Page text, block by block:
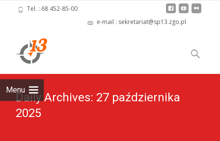
Tel. : 68 452-85-00
e-mail : sekretariat@sp13.zgo.pl
Menu
to
content
Szukaj:
Daily Archives: 27 października
2025